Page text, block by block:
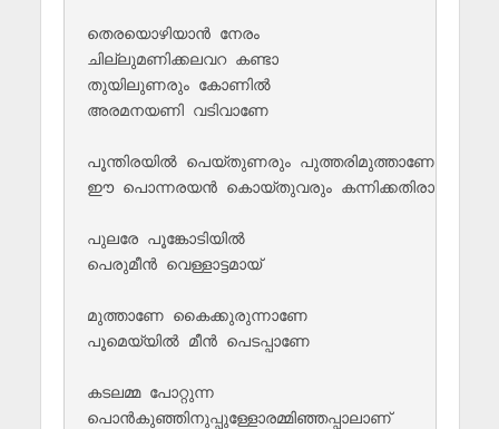
തെരയൊഴിയാന്‍ നേരം
ചില്ലുമണിക്കലവറ കണ്ടാ
തുയിലുണരും കോണില്‍
അരമനയണി വടിവാണേ
പൂന്തിരയില്‍ പെയ്തുണരും പുത്തരിമുത്താണേ
ഈ പൊന്നരയന്‍ കൊയ്തുവരും കന്നിക്കതിരാണേ
പുലരേ പൂങ്കോടിയില്‍
പെരുമീന്‍‌ വെള്ളാ‍ട്ടമായ്
മുത്താണേ കൈക്കുരുന്നാണേ
പൂമെയ്യില്‍ മീന്‍ പെടപ്പാണേ
കടലമ്മ പോറ്റുന്ന
പൊന്‍‌കുഞ്ഞിനുപ്പുള്ളോരമ്മിഞ്ഞപ്പാലാണ്